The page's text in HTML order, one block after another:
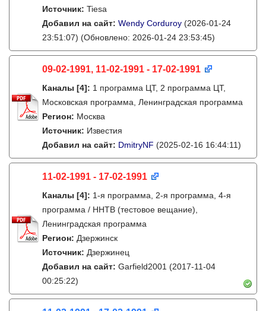
Источник: Tiesa
Добавил на сайт: Wendy Corduroy (2026-01-24
23:51:07) (Обновлено: 2026-01-24 23:53:45)
09-02-1991, 11-02-1991 - 17-02-1991
Каналы [4]: 1 программа ЦТ, 2 программа ЦТ,
Московская программа, Ленинградская программа
Регион: Москва
Источник: Известия
Добавил на сайт: DmitryNF (2025-02-16 16:44:11)
11-02-1991 - 17-02-1991
Каналы [4]: 1-я программа, 2-я программа, 4-я
программа / ННТВ (тестовое вещание),
Ленинградская программа
Регион: Дзержинск
Источник: Дзержинец
Добавил на сайт: Garfield2001 (2017-11-04
00:25:22)